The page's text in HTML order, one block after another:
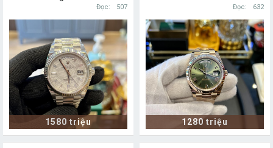
1580 triệu
Đọc 507
1280 triệu
Đọc 632